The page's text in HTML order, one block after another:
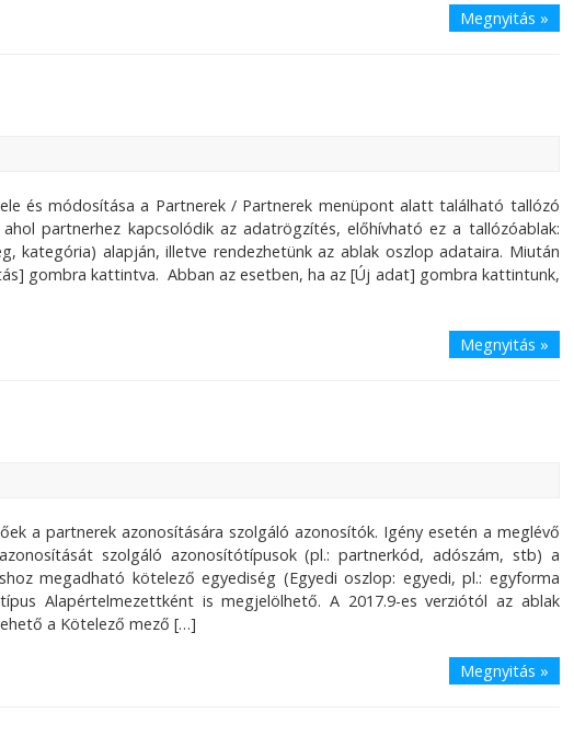
Megnyitás »
és módosítása a Partnerek / Partnerek menüpont alatt található tallózó
partnerhez kapcsolódik az adatrögzítés, előhívható ez a tallózóablak:
kategória) alapján, illetve rendezhetünk az ablak oszlop adataira. Miután
gombra kattintva. Abban az esetben, ha az [Új adat] gombra kattintunk,
Megnyitás »
a partnerek azonosítására szolgáló azonosítók. Igény esetén a meglévő
szolgáló azonosítótípusok (pl.: partnerkód, adószám, stb) a
megadható kötelező egyediség (Egyedi oszlop: egyedi, pl.: egyforma
Alapértelmezettként is megjelölhető. A 2017.9-es verziótól az ablak
a Kötelező mező […]
Megnyitás »